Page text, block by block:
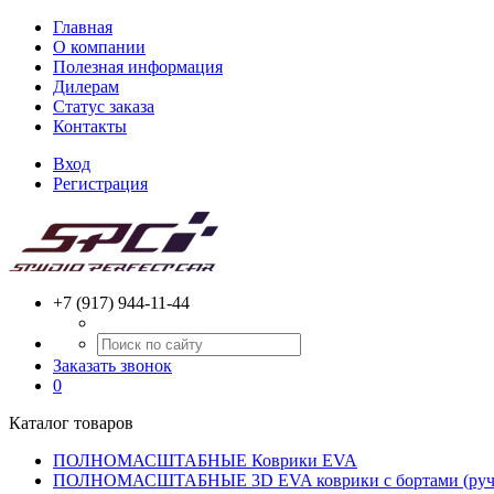
Главная
О компании
Полезная информация
Дилерам
Статус заказа
Контакты
Вход
Регистрация
+7 (917) 944-11-44
Заказать звонок
0
Каталог товаров
ПОЛНОМАСШТАБНЫЕ Коврики EVA
ПОЛНОМАСШТАБНЫЕ 3D EVA коврики с бортами